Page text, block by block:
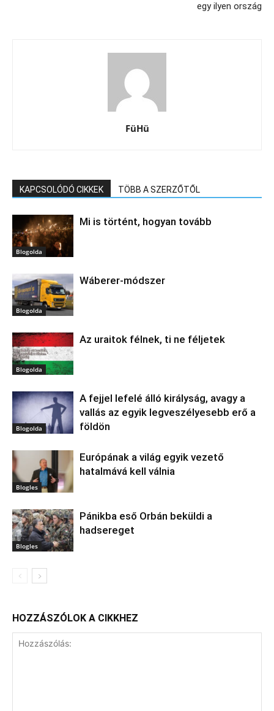
egy ilyen ország
FüHü
KAPCSOLÓDÓ CIKKEK TÖBB A SZERZŐTŐL
Blogolda
Mi is történt, hogyan tovább
Blogolda
Wáberer-módszer
Blogolda
Az uraitok félnek, ti ne féljetek
Blogolda
A fejjel lefelé álló királyság, avagy a
vallás az egyik legveszélyesebb erő a
földön
Blogles
Európának a világ egyik vezető
hatalmává kell válnia
Blogles
Pánikba eső Orbán beküldi a
hadsereget
HOZZÁSZÓLOK A CIKKHEZ